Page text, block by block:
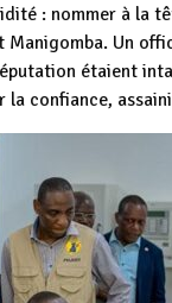
: nommer à la
Un
étaient
confiance,